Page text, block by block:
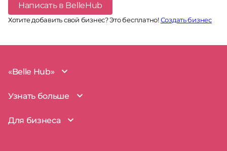
Написать в BelleHub
Хотите добавить свой бизнес? Это бесплатно!Создать бизнес
«Belle Hub»
О проекте
Наша команда
Узнать больше
BelleHub для вас
Для бизнеса